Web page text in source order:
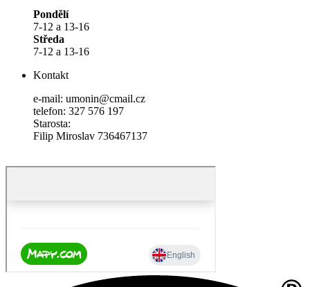
Pondělí
7-12 a 13-16
Středa
7-12 a 13-16
Kontakt
e-mail: umonin@cmail.cz
telefon: 327 576 197
Starosta:
Filip Miroslav 736467137